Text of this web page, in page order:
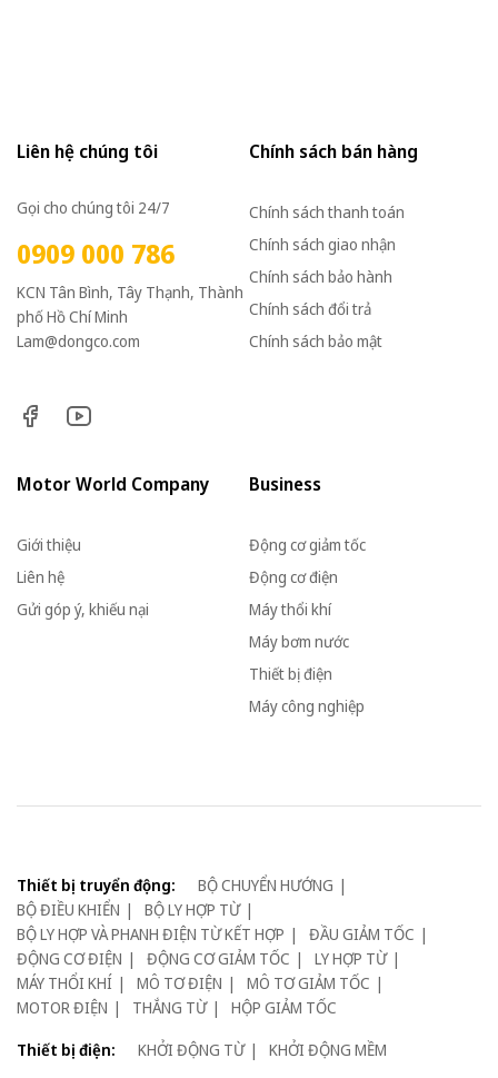
Liên hệ chúng tôi
Gọi cho chúng tôi 24/7
0909 000 786
KCN Tân Bình, Tây Thạnh, Thành
phố Hồ Chí Minh
Lam@dongco.com
Chính sách bán hàng
Chính sách thanh toán
Chính sách giao nhận
Chính sách bảo hành
Chính sách đổi trả
Chính sách bảo mật
Motor World Company
Giới thiệu
Liên hệ
Gửi góp ý, khiếu nại
Business
Động cơ giảm tốc
Động cơ điện
Máy thổi khí
Máy bơm nước
Thiết bị điện
Máy công nghiệp
Thiết bị truyển động:
BỘ CHUYỂN HƯỚNG
BỘ ĐIỀU KHIỂN
BỘ LY HỢP TỪ
BỘ LY HỢP VÀ PHANH ĐIỆN TỪ KẾT HỢP
ĐẦU GIẢM TỐC
ĐỘNG CƠ ĐIỆN
ĐỘNG CƠ GIẢM TỐC
LY HỢP TỪ
MÁY THỔI KHÍ
MÔ TƠ ĐIỆN
MÔ TƠ GIẢM TỐC
MOTOR ĐIỆN
THẮNG TỪ
HỘP GIẢM TỐC
Thiết bị điện:
KHỞI ĐỘNG TỪ
KHỞI ĐỘNG MỀM